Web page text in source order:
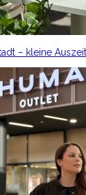
– kleine